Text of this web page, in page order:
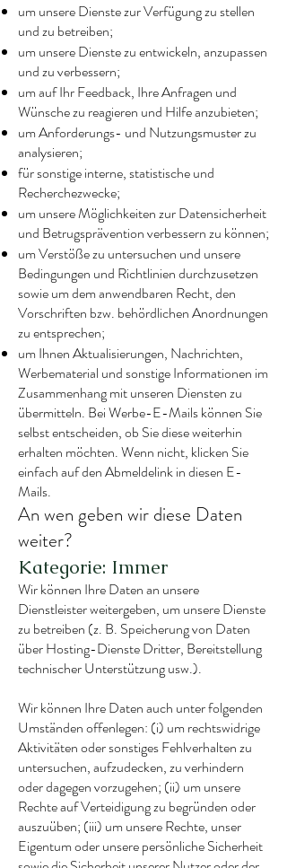
um unsere Dienste zur Verfügung zu stellen
und zu betreiben;
um unsere Dienste zu entwickeln, anzupassen
und zu verbessern;
um auf Ihr Feedback, Ihre Anfragen und
Wünsche zu reagieren und Hilfe anzubieten;
um Anforderungs- und Nutzungsmuster zu
analysieren;
für sonstige interne, statistische und
Recherchezwecke;
um unsere Möglichkeiten zur Datensicherheit
und Betrugsprävention verbessern zu können;
um Verstöße zu untersuchen und unsere
Bedingungen und Richtlinien durchzusetzen
sowie um dem anwendbaren Recht, den
Vorschriften bzw. behördlichen Anordnungen
zu entsprechen;
um Ihnen Aktualisierungen, Nachrichten,
Werbematerial und sonstige Informationen im
Zusammenhang mit unseren Diensten zu
übermitteln. Bei Werbe-E-Mails können Sie
selbst entscheiden, ob Sie diese weiterhin
erhalten möchten. Wenn nicht, klicken Sie
einfach auf den Abmeldelink in diesen E-
Mails.
An wen geben wir diese Daten
weiter?
Kategorie: Immer
Wir können Ihre Daten an unsere
Dienstleister weitergeben, um unsere Dienste
zu betreiben (z. B. Speicherung von Daten
über Hosting-Dienste Dritter, Bereitstellung
technischer Unterstützung usw.).
Wir können Ihre Daten auch unter folgenden
Umständen offenlegen: (i) um rechtswidrige
Aktivitäten oder sonstiges Fehlverhalten zu
untersuchen, aufzudecken, zu verhindern
oder dagegen vorzugehen; (ii) um unsere
Rechte auf Verteidigung zu begründen oder
auszuüben; (iii) um unsere Rechte, unser
Eigentum oder unsere persönliche Sicherheit